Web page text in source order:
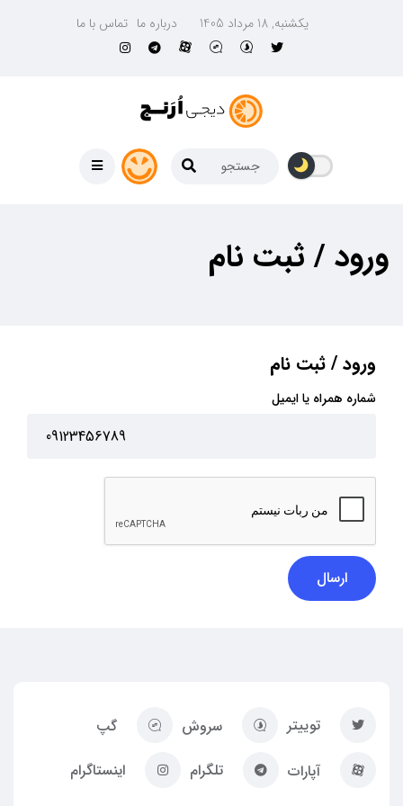
یکشنبه, 18 مرداد 1405 درباره ما تماس با ما
ورود / ثبت نام
ورود / ثبت نام
شماره همراه یا ایمیل
ارسال
توییتر سروش
گپ
آپارات
تلگرام اینستاگرام